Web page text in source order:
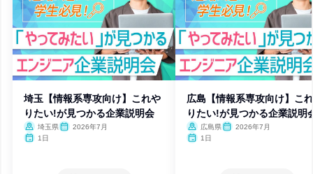
埼玉【情報系専攻向け】これや
りたい!が見つかる企業説明会
埼玉県
2026年7月
1日
広島【情報系専攻向け】こ
りたい!が見つかる企業説明
広島県
2026年7月
1日